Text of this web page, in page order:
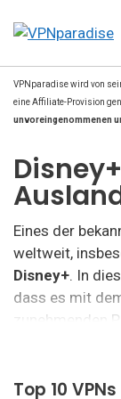
VPNparadise wird von
eine Affiliate-Provision
unvoreingenommenen
Eines der
weltweit,
Disney+. In
dass es mit
zunehmenden
zum Ansehen
Top 10